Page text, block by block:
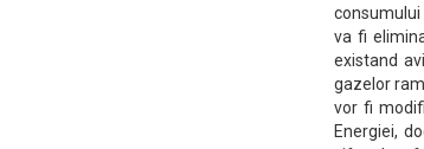
va fi
existand
gazelor
vor fi
Energiei,